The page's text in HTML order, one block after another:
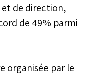
de direction,
de 49% parmi
organisée par le